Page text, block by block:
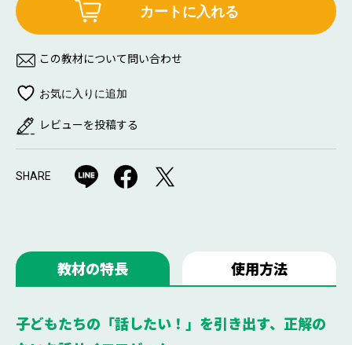
カートに入れる
この教材について問い合わせ
レビューを投稿する
SHARE
教材の特長 使用方法
子どもたちの「話したい！」を引き出す、正解の